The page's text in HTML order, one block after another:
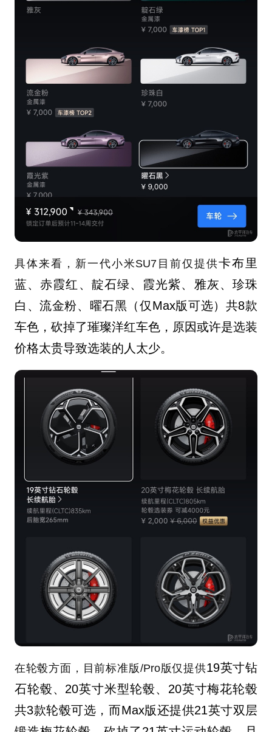
具体来看，新一代小米SU7目前仅提供卡布里
蓝、赤霞红、靛石绿、霞光紫、雅灰、珍珠
白、流金粉、曜石黑（仅Max版可选）共8款
车色，砍掉了璀璨洋红车色，原因或许是选装
价格太贵导致选装的人太少。
在轮毂方面，目前标准版/Pro版仅提供19英寸钻
石轮毂、20英寸米型轮毂、20英寸梅花轮毂
共3款轮毂可选，而Max版还提供21英寸双层